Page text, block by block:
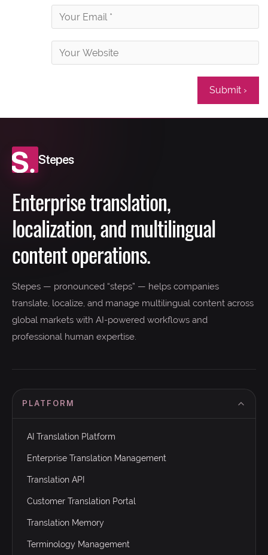
Stepes
Enterprise translation,
localization, and multilingual
content operations.
Stepes — pronounced “steps” — helps companies
translate, localize, and manage multilingual content across
global markets with AI-powered workflows and
professional human expertise.
PLATFORM
AI Translation Platform
Enterprise Translation Management
Translation API
Customer Translation Portal
Translation Memory
Terminology Management